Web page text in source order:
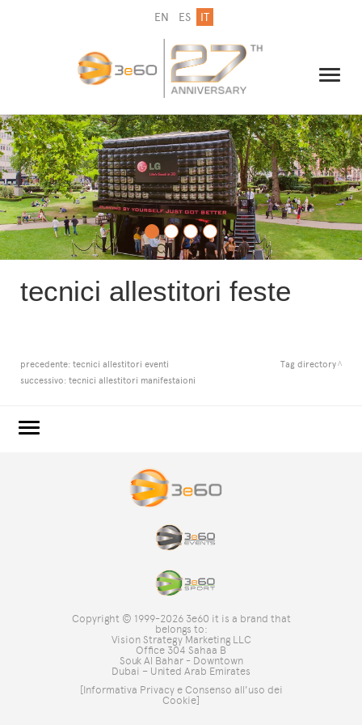
EN ES IT
IL GRUPPO
NEWSLETTER
CONTATTI
tecnici allestitori feste
precedente: tecnici allestitori eventi
successivo: tecnici allestitori manifestaioni
Tag directory
Copyright © 1999-2026 3e60 it is a brand that
belongs to:
Vision Strategy Marketing LLC
Office 304 Sahaa B
Souk Al Bahar - Downtown
Dubai – United Arab Emirates
[Informativa Privacy e Consenso all'uso dei
Cookie]